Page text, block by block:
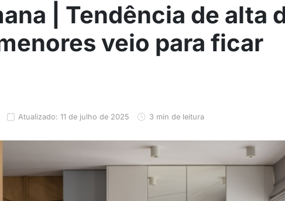
| Tendência de alta
veio para ficar
Atualizado: 11 de julho de 2025 3 min de leitura